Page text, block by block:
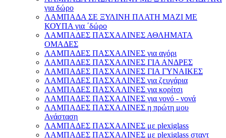
για δώρο
ΛΑΜΠΑΔΑ ΣΕ ΞΥΛΙΝΗ ΠΛΑΤΗ ΜΑΖΙ ΜΕ
ΚΟΥΠΑ για ΄δώρο
ΛΑΜΠΑΔΕΣ ΠΑΣΧΑΛΙΝΕΣ ΑΘΛΗΜΑΤΑ
ΟΜΑΔΕΣ
ΛΑΜΠΑΔΕΣ ΠΑΣΧΑΛΙΝΕΣ για αγόρι
ΛΑΜΠΑΔΕΣ ΠΑΣΧΑΛΙΝΕΣ ΓΙΑ ΑΝΔΡΕΣ
ΛΑΜΠΑΔΕΣ ΠΑΣΧΑΛΙΝΕΣ ΓΙΑ ΓΥΝΑΙΚΕΣ
ΛΑΜΠΑΔΕΣ ΠΑΣΧΑΛΙΝΕΣ για ζευγάρια
ΛΑΜΠΑΔΕΣ ΠΑΣΧΑΛΙΝΕΣ για κορίτσι
ΛΑΜΠΑΔΕΣ ΠΑΣΧΑΛΙΝΕΣ για νονό - νονά
ΛΑΜΠΑΔΕΣ ΠΑΣΧΑΛΙΝΕΣ η πρώτη μου
Ανάσταση
ΛΑΜΠΑΔΕΣ ΠΑΣΧΑΛΙΝΕΣ με plexiglass
ΛΑΜΠΑΔΕΣ ΠΑΣΧΑΛΙΝΕΣ με plexiglass σταντ